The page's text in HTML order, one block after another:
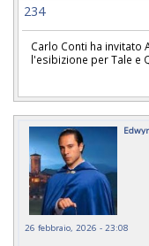
234
Carlo Conti ha invitato
l'esibizione per Tale e
26 febbraio, 2026 - 23:08